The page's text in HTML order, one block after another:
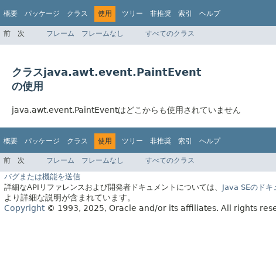
概要 パッケージ クラス 使用 ツリー 非推奨 索引 ヘルプ
前 次 フレーム フレームなし すべてのクラス
クラスjava.awt.event.PaintEvent
の使用
java.awt.event.PaintEventはどこからも使用されていません
概要 パッケージ クラス 使用 ツリー 非推奨 索引 ヘルプ
前 次 フレーム フレームなし すべてのクラス
バグまたは機能を送信
詳細なAPIリファレンスおよび開発者ドキュメントについては、 Java SEのドキ
より詳細な説明が含まれています。
Copyright© 1993, 2025, Oracle and/or its affiliates. All rights